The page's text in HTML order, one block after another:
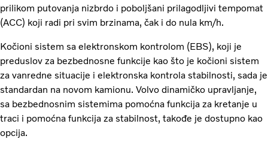
prilikom putovanja nizbrdo i poboljšani prilagodljivi tempomat
(ACC) koji radi pri svim brzinama, čak i do nula km/h.
Kočioni sistem sa elektronskom kontrolom (EBS), koji je
preduslov za bezbednosne funkcije kao što je kočioni sistem
za vanredne situacije i elektronska kontrola stabilnosti, sada je
standardan na novom kamionu. Volvo dinamičko upravljanje,
sa bezbednosnim sistemima pomoćna funkcija za kretanje u
traci i pomoćna funkcija za stabilnost, takođe je dostupno kao
opcija.